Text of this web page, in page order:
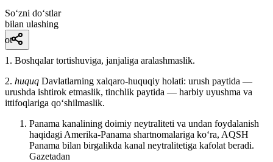
So‘zni do‘stlar
bilan ulashing
ot
1. Boshqalar tortishuviga, janjaliga aralashmaslik.
2. huquq Davlatlarning xalqaro-huquqiy holati: urush paytida —
urushda ishtirok etmaslik, tinchlik paytida — harbiy uyushma va
ittifoqlariga qoʻshilmaslik.
Panama kanalining doimiy neytraliteti va undan foydalanish
haqidagi Amerika-Panama shartnomalariga koʻra, AQSH
Panama bilan birgalikda kanal neytralitetiga kafolat beradi.
Gazetadan